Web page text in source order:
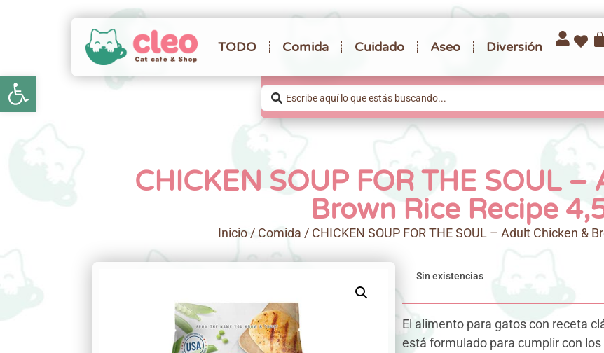
Abrir barra de herramientas
TODO Comida Cuidado Aseo Diversión
CHICKEN SOUP FOR THE SOUL
Brown Rice Recipe
Inicio / Comida / CHICKEN SOUP FOR THE SOUL – Adult Chicken &
Sin existencias
El alimento para gatos con receta
está formulado para cumplir con